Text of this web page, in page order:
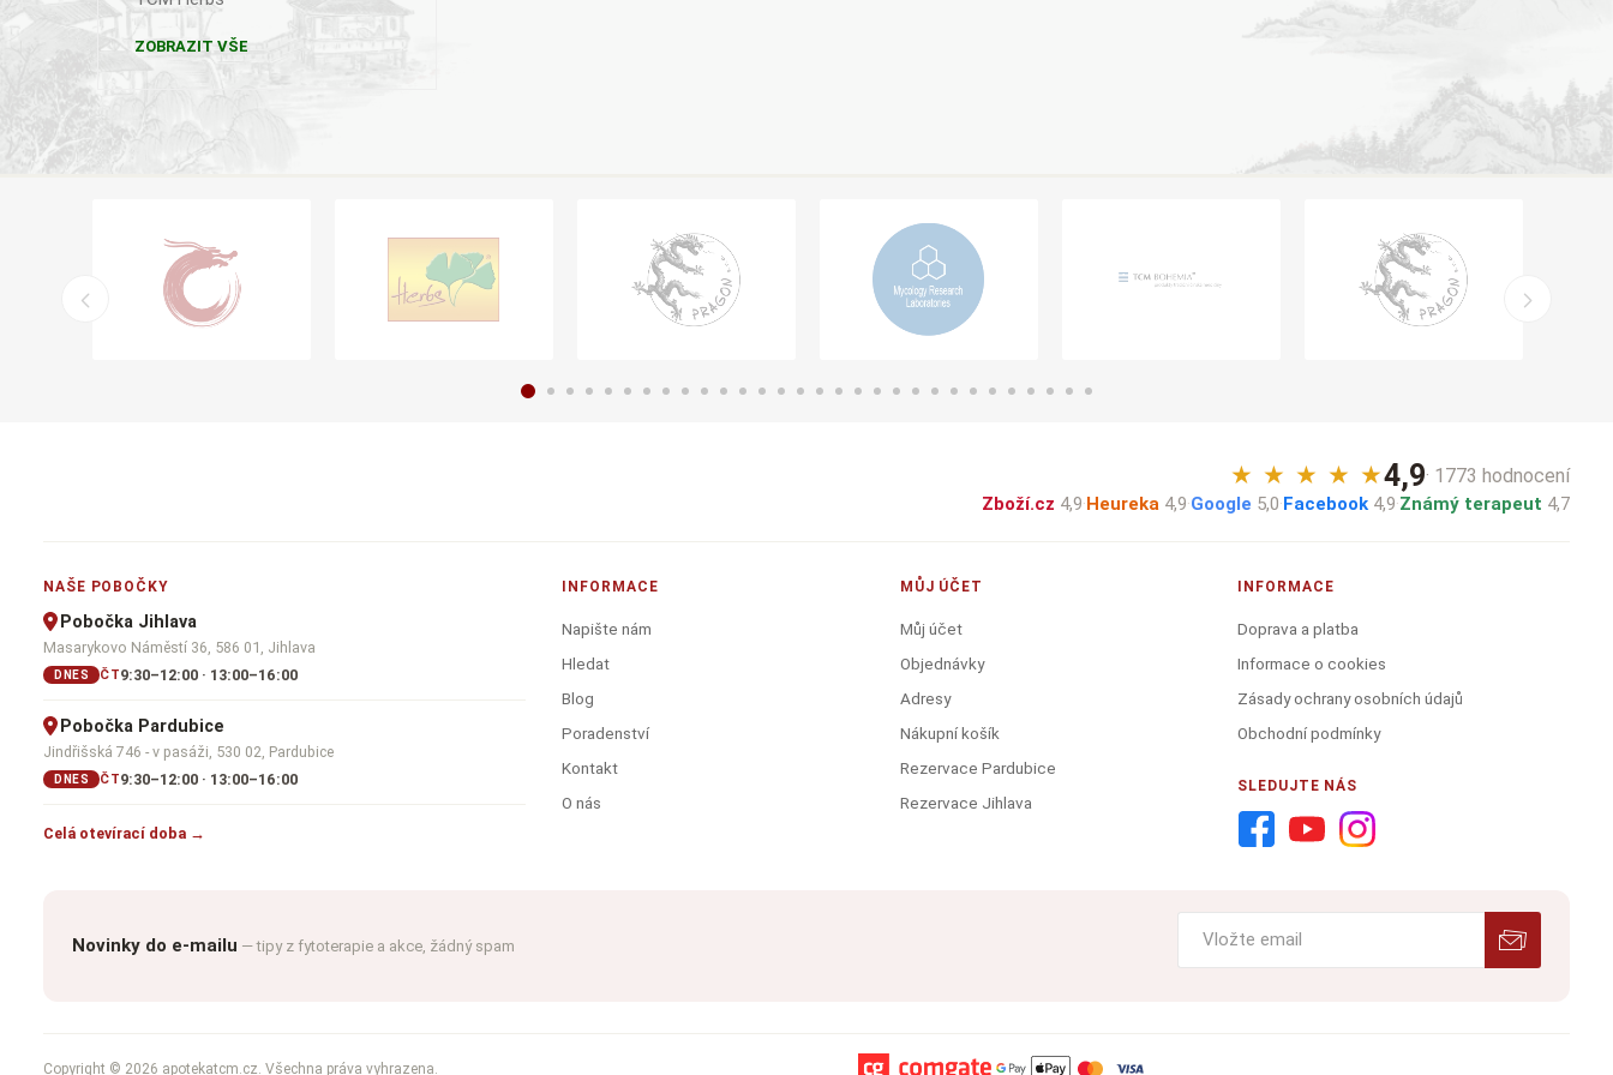
ZOBRAZIT VŠE
★ ★ ★ ★ ★4,9· 1773 hodnocení
Zboží.cz 4,9·Heureka 4,9·Google 5,0·Facebook 4,9·Známý terapeut 4,7
NAŠE POBOČKY
Pobočka Jihlava
Masarykovo Náměstí 36, 586 01, Jihlava
DNES ČT9:30–12:00 · 13:00–16:00
Pobočka Pardubice
Jindřišská 746 - v pasáži, 530 02, Pardubice
DNES ČT9:30–12:00 · 13:00–16:00
Celá otevírací doba →
INFORMACE
Napište nám
Hledat
Blog
Poradenství
Kontakt
O nás
MŮJ ÚČET
Můj účet
Objednávky
Adresy
Nákupní košík
Rezervace Pardubice
Rezervace Jihlava
INFORMACE
Doprava a platba
Informace o cookies
Zásady ochrany osobních údajů
Obchodní podmínky
SLEDUJTE NÁS
Novinky do e-mailu — tipy z fytoterapie a akce, žádný spam
Copyright © 2026 apotekatcm.cz. Všechna práva vyhrazena.